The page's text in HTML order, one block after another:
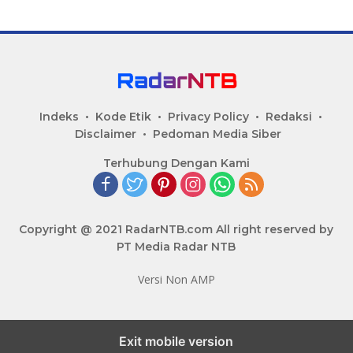
Indeks Kode Etik Privacy Policy
Redaksi
Disclaimer
Pedoman Media Siber
Terhubung Dengan Kami
Copyright @ 2021 RadarNTB.com All right reserved by
PT Media Radar NTB
Versi Non AMP
Exit mobile version